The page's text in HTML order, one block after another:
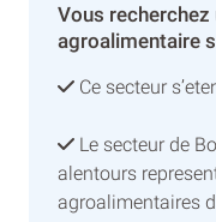
Vous
agroalimentaire
Ce secteur
Le secteur de
alentours
agroalimentaires